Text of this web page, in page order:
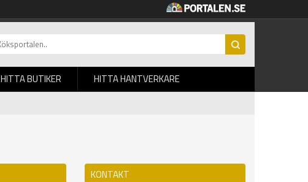
HITTA BUTIKER HITTA HANTVERKARE
KONTAKT